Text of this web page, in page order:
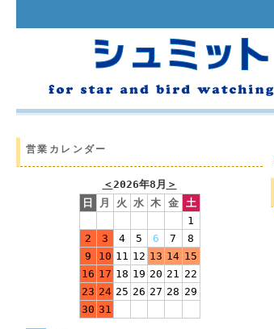
営業カレンダー
＜2026年8月 ＞
日
月 火 水 木 金
土
1
2
3 4 5 6 7
8
9
10 11 12 13 14 15
16 17 18 19 20 21 22
23 24 25 26 27 28 29
30 31